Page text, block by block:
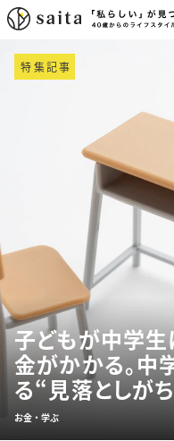
特集記事
子どもが中学
金がかかる。
る“見落としが
お金・学ぶ